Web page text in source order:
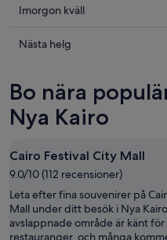
i
Kairo
9
aug.
-
aug.
Kolla
i
för
imorgon
natt,
aug.
-
11
aug.
Imorgon kväll
Kolla
Nya
Kairo
inför
helg,
14
aug.
-
16
Nästa helg
Bo nära
Nya Kairo
Cairo Festival City Mall
9.0/10 (112 recensioner)
Leta efter fina souvenirer på
Mall under ditt besök i Nya
avslappnade område är känt för
restauranger, och många